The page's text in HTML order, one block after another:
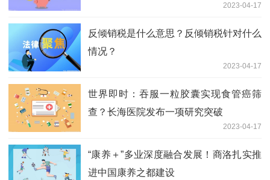
2023-04-17
反倾销税是什么意思？反倾销税针对什么
情况？
2023-04-17
世界即时：吞服一粒胶囊实现食管癌筛
查？长海医院发布一项研究突破
2023-04-17
“康养＋”多业深度融合发展！商洛扎实推
进中国康养之都建设